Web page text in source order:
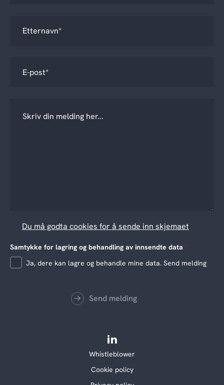
Du må godta cookies for å sende inn skjemaet
Samtykke for lagring og behandling av innsendte data *
Ja, dere kan lagre og behandle mine data. Send melding
Send melding
Whistleblower
Cookie policy